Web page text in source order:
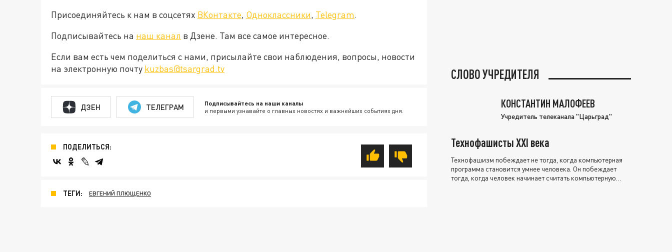
Присоединяйтесь к нам в соцсетях ВКонтакте, Одноклассники, Telegram.
Подписывайтесь на наш канал в Дзене. Там все самое интересное.
Если вам есть чем поделиться с нами, присылайте свои наблюдения, вопросы, новости
на электронную почту kuzbas@tsargrad.tv
ДЗЕН ТЕЛЕГРАМ Подписывайтесь на наши каналы
и первыми узнавайте о главных новостях и важнейших событиях дня.
ПОДЕЛИТЬСЯ:
ТЕГИ: ЕВГЕНИЙ ПЛЮЩЕНКО
СЛОВО УЧРЕДИТЕЛЯ
КОНСТАНТИН МАЛОФЕЕВ
Учредитель телеканала "Царьград"
Технофашисты XXI века
Технофашизм побеждает не тогда, когда компьютерная
программа становится умнее человека. Он побеждает
тогда, когда человек начинает считать компьютерную